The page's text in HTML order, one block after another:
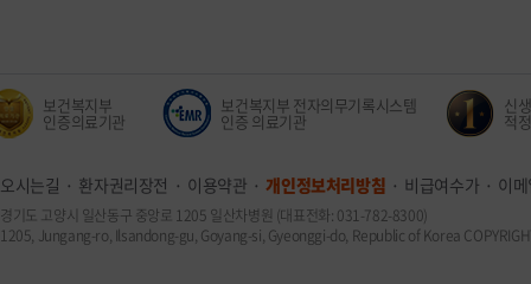
보건복지부
인증의료기관
보건복지부 전자의무기록시스템
인증 의료기관
신생아
적정성
오시는길 환자권리장전 이용약관 개인정보처리방침 비급여수가 이
경기도 고양시 일산동구 중앙로 1205 일산차병원 (대표전화: 031-782-8300)
1205, Jungang-ro, Ilsandong-gu, Goyang-si, Gyeonggi-do, Republic of Korea